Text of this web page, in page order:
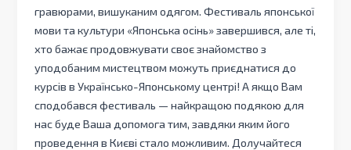
гравюрами, вишуканим одягом. Фестиваль японської
мови та культури «Японська осінь» завершився, але ті,
хто бажає продовжувати своє знайомство з
уподобаним мистецтвом можуть приєднатися до
курсів в Українсько-Японському центрі! А якщо Вам
сподобався фестиваль — найкращою подякою для
нас буде Ваша допомога тим, завдяки яким його
проведення в Києві стало можливим. Долучайтеся